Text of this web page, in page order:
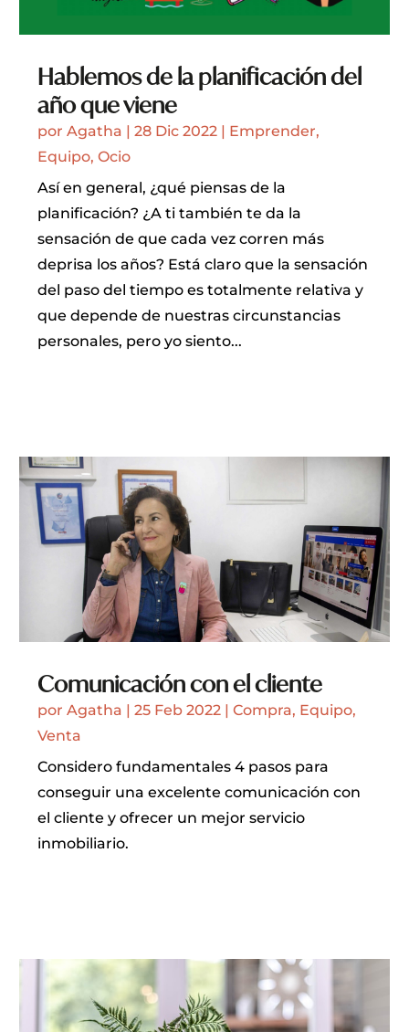
Hablemos de la planificación del
año que viene
porAgatha |28 Dic 2022 | Emprender,
Equipo,Ocio
Así en general, ¿qué piensas de la
planificación? ¿A ti también te da la
sensación de que cada vez corren más
deprisa los años? Está claro que la sensación
del paso del tiempo es totalmente relativa y
que depende de nuestras circunstancias
personales, pero yo siento...
Comunicación con el cliente
porAgatha |25 Feb 2022 |Compra, Equipo,
Venta
Considero fundamentales 4 pasos para
conseguir una excelente comunicación con
el cliente y ofrecer un mejor servicio
inmobiliario.